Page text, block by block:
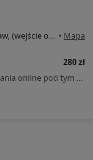
ul. Barycka 1/3; 50-325 Wrocław, (wejście od Prusa), Wrocław • Mapa
280 zł
Specjalista nie oferuje umawiania online pod tym adresem.